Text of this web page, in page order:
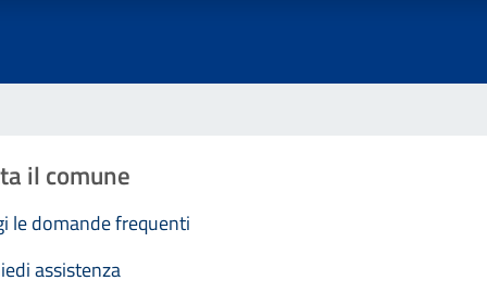
il comune
le domande frequenti
assistenza